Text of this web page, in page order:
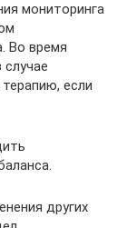
мониторинга
Во время
если
других